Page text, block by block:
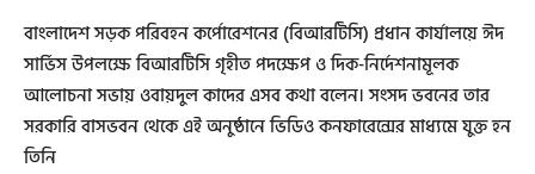
বাংলাদেশ সড়ক পরিবহন কর্পোরেশনের (বিআরটিসি) প্রধান কার্যালয়ে ঈদ
সার্ভিস উপলক্ষে বিআরটিসি গৃহীত পদক্ষেপ ও দিক-নির্দেশনামূলক
আলোচনা সভায় ওবায়দুল কাদের এসব কথা বলেন। সংসদ ভবনের তার
সরকারি বাসভবন থেকে এই অনুষ্ঠানে ভিডিও কনফারেন্সের মাধ্যমে যুক্ত হন
তিনি